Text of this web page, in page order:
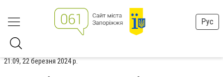
Рус
21:09, 22 березня 2024 р.